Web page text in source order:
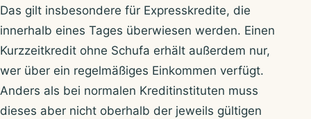
Das gilt insbesondere für Expresskredite, die
innerhalb eines Tages überwiesen werden. Einen
Kurzzeitkredit ohne Schufa erhält außerdem nur,
wer über ein regelmäßiges Einkommen verfügt.
Anders als bei normalen Kreditinstituten muss
dieses aber nicht oberhalb der jeweils gültigen